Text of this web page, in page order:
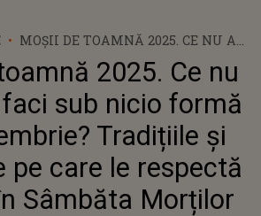
MOȘII DE TOAMNĂ 2025. CE NU AI
VOIE SĂ FACI SUB NICIO FORMĂ
PE 1 NOIEMBRIE? TRADIȚIILE ȘI
OBICEIURILE PE CARE LE
RESPECTĂ CREȘTINII ÎN SÂMBĂTA
MORȚILOR
2025. Ce nu
sub nicio formă
Tradițiile și
pe care le respectă
Sâmbăta Morților